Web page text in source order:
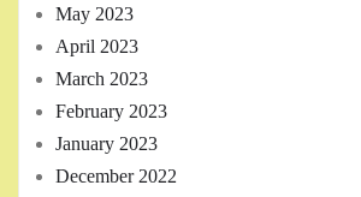
May 2023
April 2023
March 2023
February 2023
January 2023
December 2022